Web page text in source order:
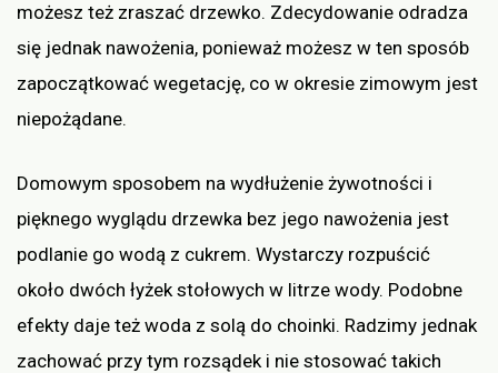
możesz też zraszać drzewko. Zdecydowanie odradza
się jednak nawożenia, ponieważ możesz w ten sposób
zapoczątkować wegetację, co w okresie zimowym jest
niepożądane.
Domowym sposobem na wydłużenie żywotności i
pięknego wyglądu drzewka bez jego nawożenia jest
podlanie go wodą z cukrem. Wystarczy rozpuścić
około dwóch łyżek stołowych w litrze wody. Podobne
efekty daje też woda z solą do choinki. Radzimy jednak
zachować przy tym rozsądek i nie stosować takich